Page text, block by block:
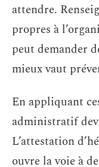
attendre.
propres à
peut demander
mieux vaut
En appliquant
administratif
L’attestation
ouvre la voie à